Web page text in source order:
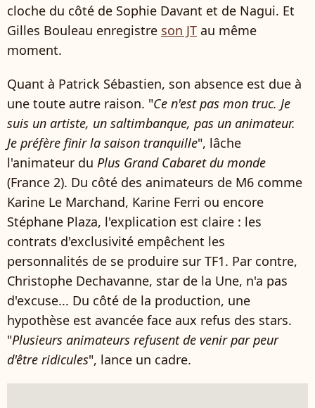
cloche du côté de Sophie Davant et de Nagui. Et
Gilles Bouleau enregistre son JT au même
moment.
Quant à Patrick Sébastien, son absence est due à
une toute autre raison. "Ce n'est pas mon truc. Je
suis un artiste, un saltimbanque, pas un animateur.
Je préfère finir la saison tranquille", lâche
l'animateur du Plus Grand Cabaret du monde
(France 2). Du côté des animateurs de M6 comme
Karine Le Marchand, Karine Ferri ou encore
Stéphane Plaza, l'explication est claire : les
contrats d'exclusivité empêchent les
personnalités de se produire sur TF1. Par contre,
Christophe Dechavanne, star de la Une, n'a pas
d'excuse... Du côté de la production, une
hypothèse est avancée face aux refus des stars.
"Plusieurs animateurs refusent de venir par peur
d'être ridicules", lance un cadre.